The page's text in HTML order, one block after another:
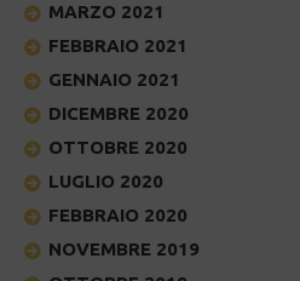
MARZO 2021
FEBBRAIO 2021
GENNAIO 2021
DICEMBRE 2020
OTTOBRE 2020
LUGLIO 2020
FEBBRAIO 2020
NOVEMBRE 2019